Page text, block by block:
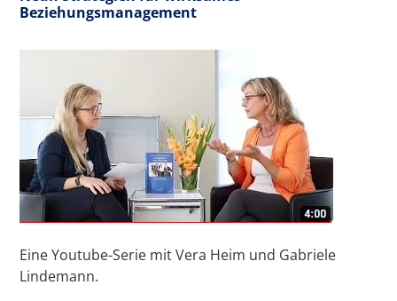
Beziehungsmanagement
Eine Youtube-Serie mit Vera Heim und Gabriele
Lindemann.